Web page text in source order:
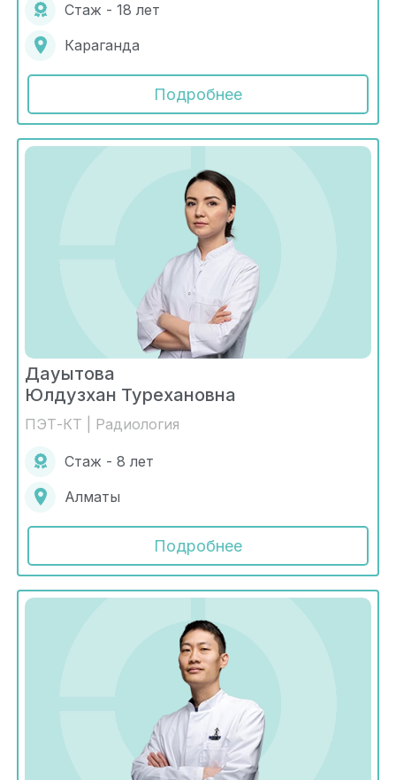
Стаж - 18 лет
Караганда
Подробнее
Дауытова
Юлдузхан Турехановна
ПЭТ-КТ | Радиология
Стаж - 8 лет
Алматы
Подробнее